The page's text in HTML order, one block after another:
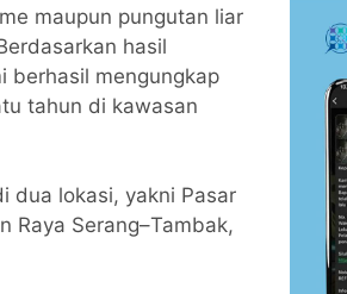
maupun pungutan liar
hasil
berhasil mengungkap
tahun di kawasan
dua lokasi, yakni Pasar
Raya Serang–Tambak,